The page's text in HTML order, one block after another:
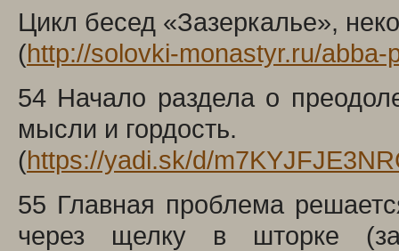
Цикл бесед «Зазеркалье»,
(http://solovki-monastyr.ru/abba-
54 Начало раздела о
мысли и гордость.
(https://yadi.sk/d/
55 Главная проблема
через щелку в шторке